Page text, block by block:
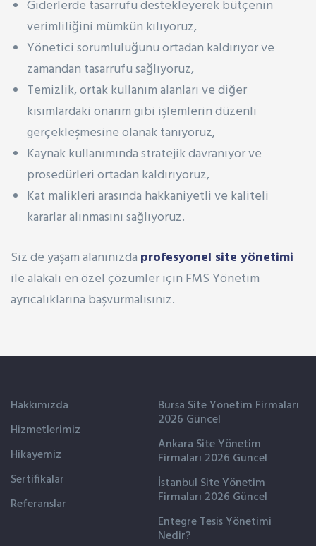
Giderlerde tasarrufu destekleyerek bütçenin
verimliliğini mümkün kılıyoruz,
Yönetici sorumluluğunu ortadan kaldırıyor ve
zamandan tasarrufu sağlıyoruz,
Temizlik, ortak kullanım alanları ve diğer
kısımlardaki onarım gibi işlemlerin düzenli
gerçekleşmesine olanak tanıyoruz,
Kaynak kullanımında stratejik davranıyor ve
prosedürleri ortadan kaldırıyoruz,
Kat malikleri arasında hakkaniyetli ve kaliteli
kararlar alınmasını sağlıyoruz.
Siz de yaşam alanınızda profesyonel site yönetimi
ile alakalı en özel çözümler için FMS Yönetim
ayrıcalıklarına başvurmalısınız.
Hakkımızda
Hizmetlerimiz
Hikayemiz
Sertifikalar
Referanslar
Bursa Site Yönetim Firmaları
2026 Güncel
Ankara Site Yönetim
Firmaları 2026 Güncel
İstanbul Site Yönetim
Firmaları 2026 Güncel
Entegre Tesis Yönetimi
Nedir?